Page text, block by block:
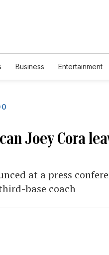
Business Entertainment
Joey Cora
at a press
base coach